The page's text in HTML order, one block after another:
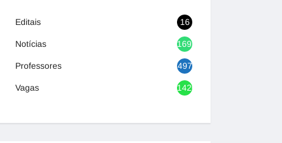
Editais 16
Notícias 1692
Professores 497
Vagas 1420